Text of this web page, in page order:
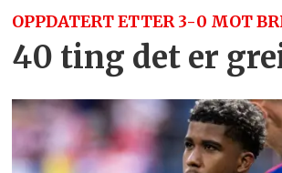
OPPDATERT ETTER 3-0 MOT
40 ting det er